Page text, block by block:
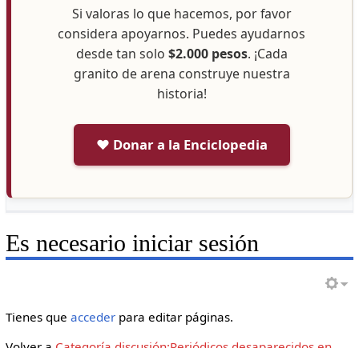
Si valoras lo que hacemos, por favor
considera apoyarnos. Puedes ayudarnos
desde tan solo $2.000 pesos. ¡Cada
granito de arena construye nuestra
historia!
❤️ Donar a la Enciclopedia
Es necesario iniciar sesión
Tienes que accederpara editar páginas.